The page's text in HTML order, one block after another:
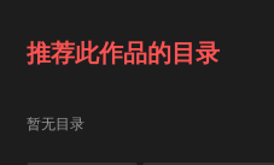
推荐此作品的目录
暂无目录